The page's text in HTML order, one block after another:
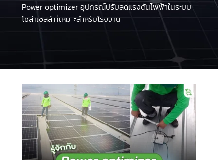
Power optimizer อุปกรณ์ปรับลดแรงดันไฟฟ้าในระบบ
โซล่าเซลล์ ที่เหมาะสำหรับโรงงาน